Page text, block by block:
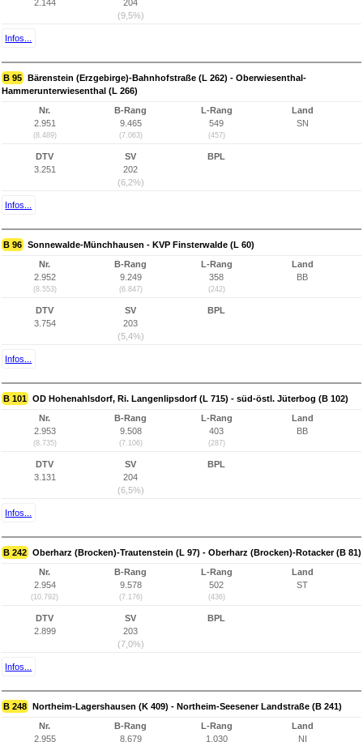
2.144
204
(9,5%)
Infos...
B 95 Bärenstein (Erzgebirge)-Bahnhofstraße (L 262) - Oberwiesenthal-
Hammerunterwiesenthal (L 266)
Nr.
2.951
(8.489)
B-Rang
9.465
(7.063)
L-Rang
549
(457)
Land
SN
DTV
3.251
SV
202
(6,2%)
BPL
Infos...
B 96 Sonnewalde-Münchhausen - KVP Finsterwalde (L 60)
Nr.
2.952
(8.553)
B-Rang
9.249
(6.847)
L-Rang
358
(242)
Land
BB
DTV
3.754
SV
203
(5,4%)
BPL
Infos...
B 101 OD Hohenahlsdorf, Ri. Langenlipsdorf (L 715) - süd-östl. Jüterbog (B 102)
Nr.
2.953
(8.735)
B-Rang
9.508
(7.106)
L-Rang
403
(287)
Land
BB
DTV
3.131
SV
204
(6,5%)
BPL
Infos...
B 242 Oberharz (Brocken)-Trautenstein (L 97) - Oberharz (Brocken)-Rotacker (B 81)
Nr.
2.954
(10.792)
B-Rang
9.578
(7.176)
L-Rang
502
(436)
Land
ST
DTV
2.899
SV
203
(7,0%)
BPL
Infos...
B 248 Northeim-Lagershausen (K 409) - Northeim-Seesener Landstraße (B 241)
Nr.
2.955
B-Rang
8.679
L-Rang
1.030
Land
NI